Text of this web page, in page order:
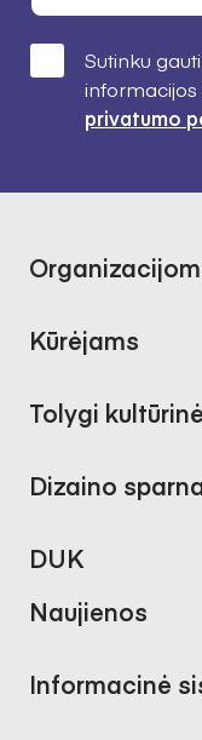
Sutinku
informacijos
privatumo
Kūrėjams
Tolygi
Dizaino
DUK
Naujienos
Informacinė